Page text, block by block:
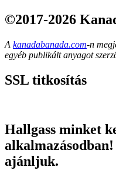
©2017-2026
A kanadabanada.com-n
egyéb publikált anyagot
SSL titkosítás
Hallgass minket
ajánljuk.